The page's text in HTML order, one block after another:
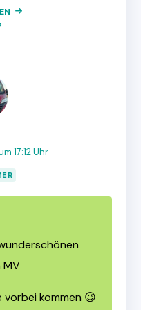
17:12 Uhr
MV
kommen 😉